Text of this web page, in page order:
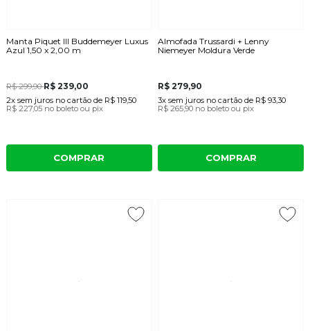
Manta Piquet III Buddemeyer Luxus
Azul 1,50 x 2,00 m
R$ 299,90R$ 239,00
2x sem juros no cartãode R$ 119,50
R$ 227,05 no boleto ou pix
COMPRAR
Almofada Trussardi + Lenny
Niemeyer Moldura Verde
R$ 279,90
3x sem juros no cartão de R$ 93,30
R$ 265,90 no boleto ou pix
COMPRAR